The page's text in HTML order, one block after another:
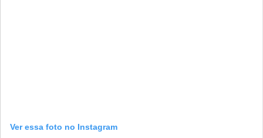
Ver essa foto no Instagram